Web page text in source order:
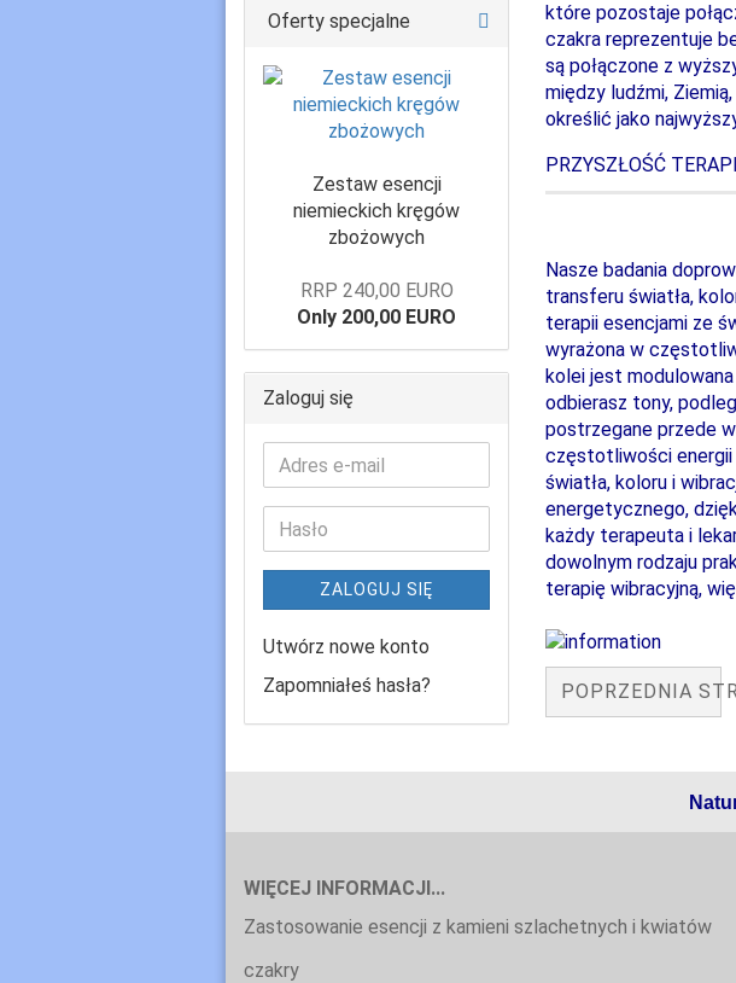
które pozostaje
czakra reprezentuje
są połączone z
między ludźmi,
określić jako
PRZYSZŁOŚĆ
Nasze badania
transferu światła,
terapii esencjami ze
wyrażona w
kolei jest
odbierasz tony,
postrzegane przede
częstotliwości energii
światła, koloru i
energetycznego,
każdy terapeuta i
dowolnym rodzaju
terapię wibracyjną,
POPRZEDNIA
Oferty specjalne
Zestaw esencji
niemieckich kręgów
zbożowych
RRP 240,00 EURO
Only 200,00 EURO
Zaloguj się
ZALOGUJ SIĘ
Utwórz nowe konto
Zapomniałeś hasła?
WIĘCEJ INFORMACJI...
Zastosowanie esencji z kamieni szlachetnych i kwiatów
czakry